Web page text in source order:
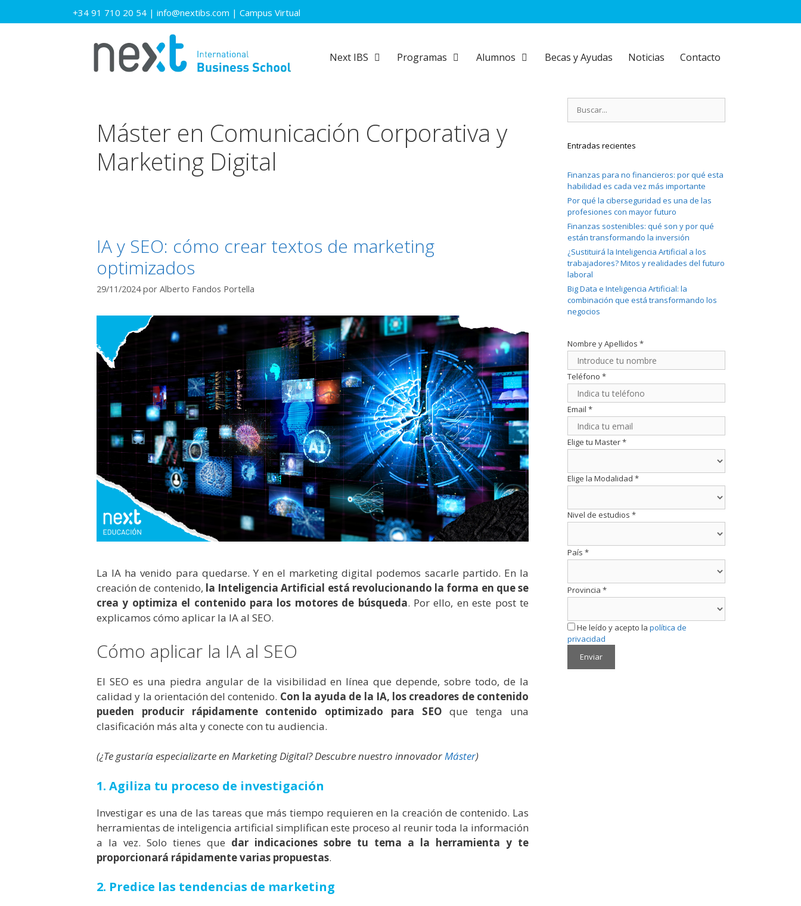
al
+34 91 710 20 54 | info@nextibs.com | Campus Virtual
Next IBS Programas Alumnos Becas y Ayudas Noticias Contacto
Máster en Comunicación Corporativa y
Marketing Digital
IA y SEO: cómo crear textos de marketing
optimizados
29/11/2024 por Alberto Fandos Portella
La IA ha venido para quedarse. Y en el marketing digital podemos sacarle partido. En la
creación de contenido, la Inteligencia Artificial está revolucionando la forma en que se
crea y optimiza el contenido para los motores de búsqueda. Por ello, en este post te
explicamos cómo aplicar la IA al SEO.
Cómo aplicar la IA al SEO
El SEO es una piedra angular de la visibilidad en línea que depende, sobre todo, de la
calidad y la orientación del contenido. Con la ayuda de la IA, los creadores de contenido
pueden producir rápidamente contenido optimizado para SEO que tenga una
clasificación más alta y conecte con tu audiencia.
(¿Te gustaría especializarte en Marketing Digital? Descubre nuestro innovadorMáster)
1. Agiliza tu proceso de investigación
Investigar es una de las tareas que más tiempo requieren en la creación de contenido. Las
herramientas de inteligencia artificial simplifican este proceso al reunir toda la información
a la vez. Solo tienes que dar indicaciones sobre tu tema a la herramienta y te
proporcionará rápidamente varias propuestas.
2. Predice las tendencias de marketing
Entradas recientes
Finanzas para no financieros: por qué esta
habilidad es cada vez más importante
Por qué la ciberseguridad es una de las
profesiones con mayor futuro
Finanzas sostenibles: qué son y por qué
están transformando la inversión
¿Sustituirá la Inteligencia Artificial a los
trabajadores? Mitos y realidades del futuro
laboral
Big Data e Inteligencia Artificial: la
combinación que está transformando los
negocios
Nombre y Apellidos *
Teléfono *
Email *
Elige tu Master*
Elige la Modalidad *
Nivel de estudios *
País *
Provincia *
He leído y acepto la política de
privacidad